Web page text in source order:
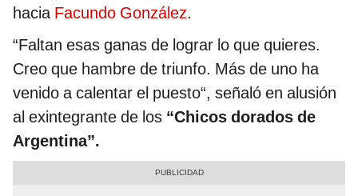
hacia Facundo González.
“Faltan esas ganas de lograr lo que quieres.
Creo que hambre de triunfo. Más de uno ha
venido a calentar el puesto“, señaló en alusión
al exintegrante de los “Chicos dorados de
Argentina”.